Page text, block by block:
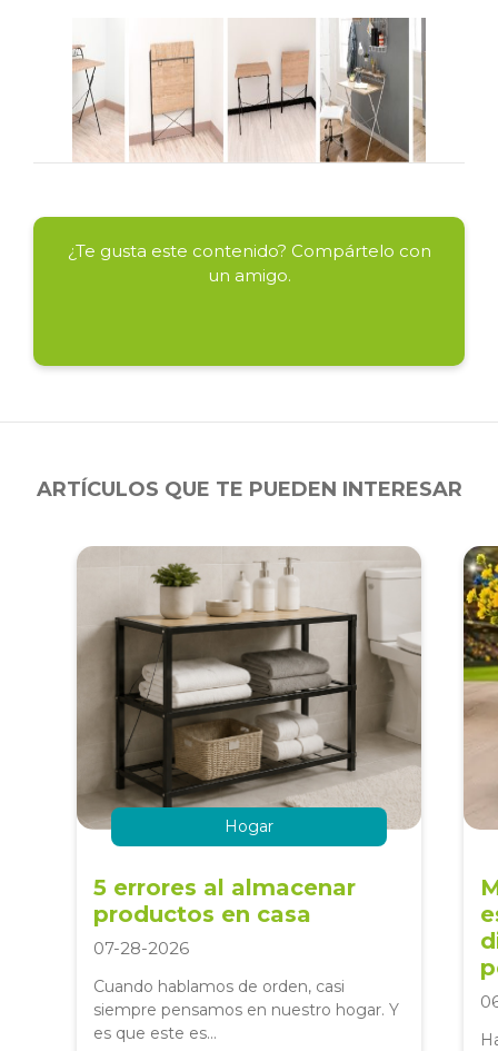
¿Te gusta este contenido? Compártelo con
un amigo.
ARTÍCULOS QUE TE PUEDEN INTERESAR
5 errores al almacenar
productos en casa
07-28-2026
Cuando hablamos de orden, casi
siempre pensamos en nuestro hogar. Y
es que este es...
Hogar